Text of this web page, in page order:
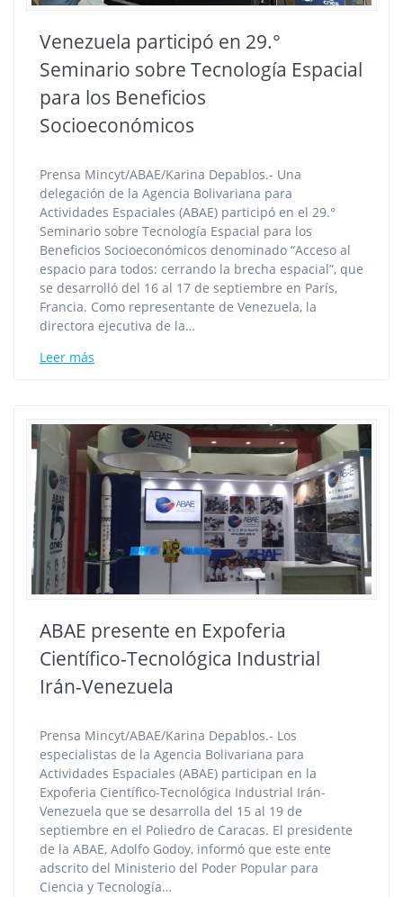
Venezuela participó en 29.°
Seminario sobre Tecnología Espacial
para los Beneficios
Socioeconómicos
Prensa Mincyt/ABAE/Karina Depablos.- Una
delegación de la Agencia Bolivariana para
Actividades Espaciales (ABAE) participó en el 29.°
Seminario sobre Tecnología Espacial para los
Beneficios Socioeconómicos denominado “Acceso al
espacio para todos: cerrando la brecha espacial”, que
se desarrolló del 16 al 17 de septiembre en París,
Francia. Como representante de Venezuela, la
directora ejecutiva de la…
Leer más
ABAE presente en Expoferia
Científico-Tecnológica Industrial
Irán-Venezuela
Prensa Mincyt/ABAE/Karina Depablos.- Los
especialistas de la Agencia Bolivariana para
Actividades Espaciales (ABAE) participan en la
Expoferia Científico-Tecnológica Industrial Irán-
Venezuela que se desarrolla del 15 al 19 de
septiembre en el Poliedro de Caracas. El presidente
de la ABAE, Adolfo Godoy, informó que este ente
adscrito del Ministerio del Poder Popular para
Ciencia y Tecnología…